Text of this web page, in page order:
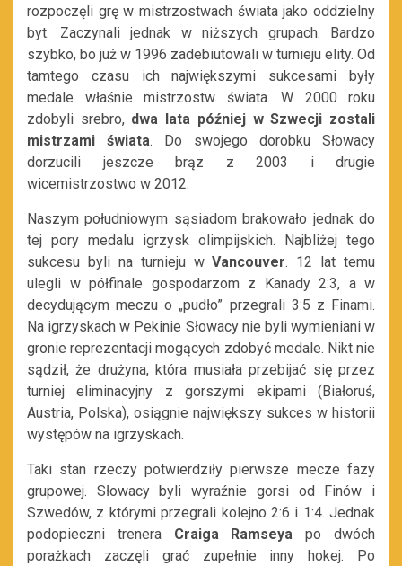
rozpoczęli grę w mistrzostwach świata jako oddzielny
byt. Zaczynali jednak w niższych grupach. Bardzo
szybko, bo już w 1996 zadebiutowali w turnieju elity. Od
tamtego czasu ich największymi sukcesami były
medale właśnie mistrzostw świata. W 2000 roku
zdobyli srebro, dwa lata później w Szwecji zostali
mistrzami świata. Do swojego dorobku Słowacy
dorzucili jeszcze brąz z 2003 i drugie
wicemistrzostwo w 2012.
Naszym południowym sąsiadom brakowało jednak do
tej pory medalu igrzysk olimpijskich. Najbliżej tego
sukcesu byli na turnieju wVancouver. 12 lat temu
ulegli w półfinale gospodarzom z Kanady 2:3, a w
decydującym meczu o „pudło” przegrali 3:5 z Finami.
Na igrzyskach w Pekinie Słowacy nie byli wymieniani w
gronie reprezentacji mogących zdobyć medale. Nikt nie
sądził, że drużyna, która musiała przebijać się przez
turniej eliminacyjny z gorszymi ekipami (Białoruś,
Austria, Polska), osiągnie największy sukces w historii
występów na igrzyskach.
Taki stan rzeczy potwierdziły pierwsze mecze fazy
grupowej. Słowacy byli wyraźnie gorsi od Finów i
Szwedów, z którymi przegrali kolejno 2:6 i 1:4. Jednak
podopieczni trenera Craiga Ramseya po dwóch
porażkach zaczęli grać zupełnie inny hokej. Po